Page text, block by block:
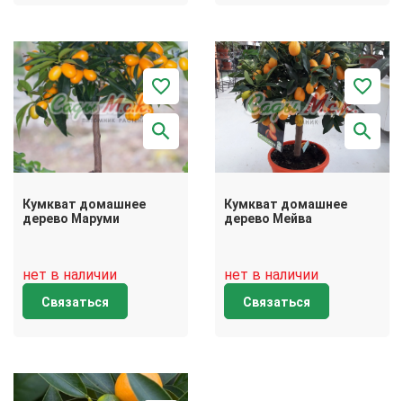
Кумкват домашнее
дерево Маруми
нет в наличии
Связаться
Кумкват домашнее
дерево Мейва
нет в наличии
Связаться